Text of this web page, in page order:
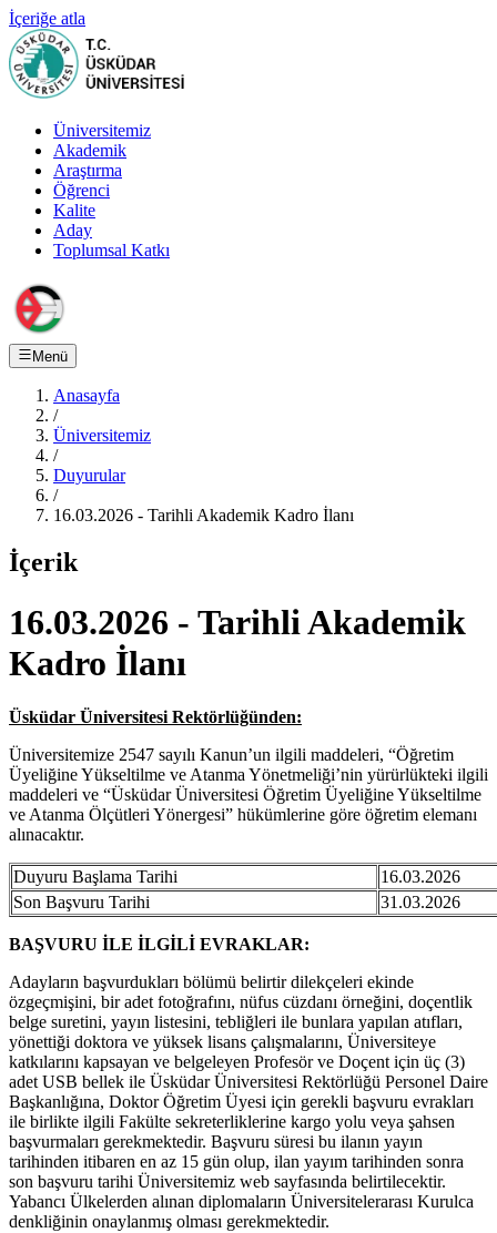
İçeriğe atla
Üniversitemiz
Akademik
Araştırma
Öğrenci
Kalite
Aday
Toplumsal Katkı
Menü
Anasayfa
/
Üniversitemiz
/
Duyurular
/
16.03.2026 - Tarihli Akademik Kadro İlanı
İçerik
16.03.2026 - Tarihli Akademik
Kadro İlanı
Üsküdar Üniversitesi Rektörlüğünden:
Üniversitemize 2547 sayılı Kanun’un ilgili maddeleri, “Öğretim
Üyeliğine Yükseltilme ve Atanma Yönetmeliği’nin yürürlükteki ilgili
maddeleri ve “Üsküdar Üniversitesi Öğretim Üyeliğine Yükseltilme
ve Atanma Ölçütleri Yönergesi” hükümlerine göre öğretim elemanı
alınacaktır.
Duyuru Başlama Tarihi
16.03.2026
Son Başvuru Tarihi
31.03.2026
BAŞVURU İLE İLGİLİ EVRAKLAR:
Adayların başvurdukları bölümü belirtir dilekçeleri ekinde
özgeçmişini, bir adet fotoğrafını, nüfus cüzdanı örneğini, doçentlik
belge suretini, yayın listesini, tebliğleri ile bunlara yapılan atıfları,
yönettiği doktora ve yüksek lisans çalışmalarını, Üniversiteye
katkılarını kapsayan ve belgeleyen Profesör ve Doçent için üç (3)
adet USB bellek ile Üsküdar Üniversitesi Rektörlüğü Personel Daire
Başkanlığına, Doktor Öğretim Üyesi için gerekli başvuru evrakları
ile birlikte ilgili Fakülte sekreterliklerine kargo yolu veya şahsen
başvurmaları gerekmektedir. Başvuru süresi bu ilanın yayın
tarihinden itibaren en az 15 gün olup, ilan yayım tarihinden sonra
son başvuru tarihi Üniversitemiz web sayfasında belirtilecektir.
Yabancı Ülkelerden alınan diplomaların Üniversitelerarası Kurulca
denkliğinin onaylanmış olması gerekmektedir.